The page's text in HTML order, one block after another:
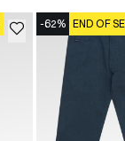
-62% END OF